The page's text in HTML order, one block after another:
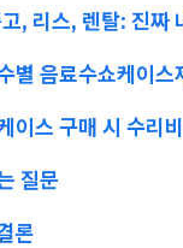
, 리스, 렌탈: 진짜
별 음료수쇼케이
이스 구매 시 수리
질문
론